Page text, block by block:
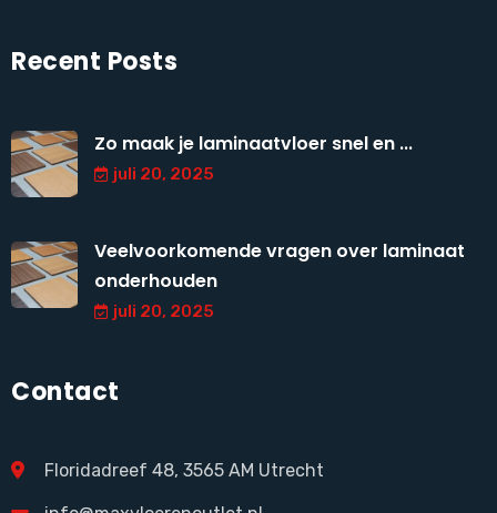
Recent Posts
Zo maak je laminaatvloer snel en ...
juli 20, 2025
Veelvoorkomende vragen over laminaat
onderhouden
juli 20, 2025
Contact
Floridadreef 48, 3565 AM Utrecht